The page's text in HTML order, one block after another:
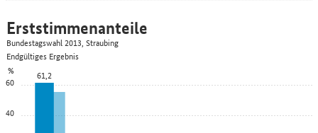
40
60
% 61,2
Erststimmenanteile
Bundestagswahl 2013, Straubing
Endgültiges Ergebnis